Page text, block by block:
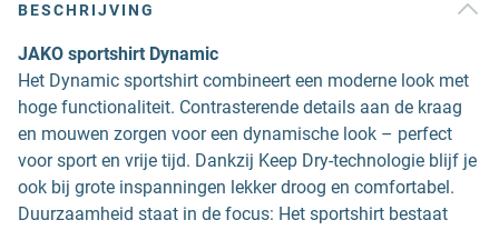
BESCHRIJVING
JAKO sportshirt Dynamic
Het Dynamic sportshirt combineert een moderne look met
hoge functionaliteit. Contrasterende details aan de kraag
en mouwen zorgen voor een dynamische look – perfect
voor sport en vrije tijd. Dankzij Keep Dry-technologie blijf je
ook bij grote inspanningen lekker droog en comfortabel.
Duurzaamheid staat in de focus: Het sportshirt bestaat